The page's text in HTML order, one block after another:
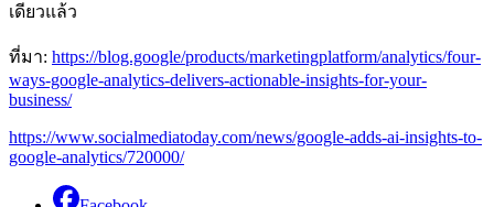
เดียวแล้ว
ที่มา: https://blog.google/products/marketingplatform/analytics/four-
ways-google-analytics-delivers-actionable-insights-for-your-
business/
https://www.socialmediatoday.com/news/google-adds-ai-insights-to-
google-analytics/720000/